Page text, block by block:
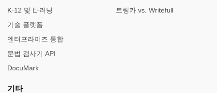
K-12 및 E-러닝
기술 플랫폼
엔터프라이즈 통합
문법 검사기 API
DocuMark
트링카 vs. Writefull
기타